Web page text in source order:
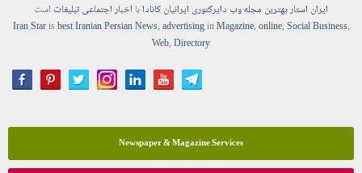
ایران استاربهترین مجلهوب دایرکتوری ایرانیان کانادابا اخباراجتماعیتبلیغات است
Iran Starisbest Iranian PersianNews,advertisinginMagazine,online,Social Business,
Web,Directory
Newspaper & Magazine Services